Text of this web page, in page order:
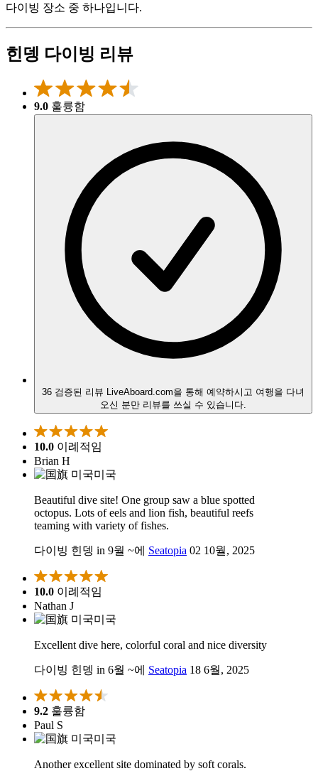
다이빙 장소 중 하나입니다.
힌뎅 다이빙 리뷰
9.0 훌륭함
36 검증된 리뷰 LiveAboard.com을 통해 예약하시고 여행을 다녀
오신 분만 리뷰를 쓰실 수 있습니다.
10.0 이례적임
Brian H
미국
Beautiful dive site! One group saw a blue spotted
octopus. Lots of eels and lion fish, beautiful reefs
teaming with variety of fishes.
다이빙 힌뎅 in 9월 ~에 Seatopia 02 10월, 2025
10.0 이례적임
Nathan J
미국
Excellent dive here, colorful coral and nice diversity
다이빙 힌뎅 in 6월 ~에 Seatopia 18 6월, 2025
9.2 훌륭함
Paul S
미국
Another excellent site dominated by soft corals.